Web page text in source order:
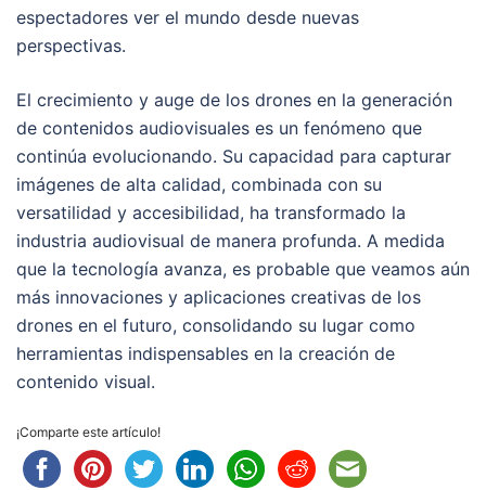
espectadores ver el mundo desde nuevas
perspectivas.
El crecimiento y auge de los drones en la generación
de contenidos audiovisuales es un fenómeno que
continúa evolucionando. Su capacidad para capturar
imágenes de alta calidad, combinada con su
versatilidad y accesibilidad, ha transformado la
industria audiovisual de manera profunda. A medida
que la tecnología avanza, es probable que veamos aún
más innovaciones y aplicaciones creativas de los
drones en el futuro, consolidando su lugar como
herramientas indispensables en la creación de
contenido visual.
¡Comparte este artículo!